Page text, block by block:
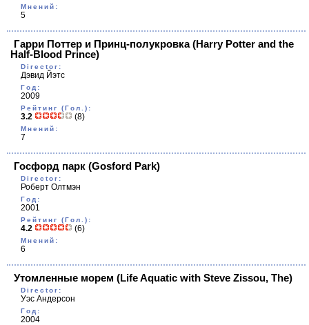
Мнений:
5
Гарри Поттер и Принц-полукровка(Harry Potter and the
Half-Blood Prince)
Director:
Дэвид Йэтс
Год:
2009
Рейтинг (Гол.):
3.2 (8)
Мнений:
7
Госфорд парк (Gosford Park)
Director:
Роберт Олтмэн
Год:
2001
Рейтинг (Гол.):
4.2 (6)
Мнений:
6
Утомленные морем (Life Aquatic with Steve Zissou, The)
Director:
Уэс Андерсон
Год:
2004